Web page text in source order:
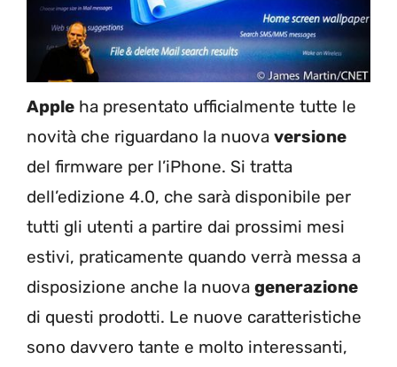
Apple ha presentato ufficialmente tutte le
novità che riguardano la nuova versione
del firmware per l’iPhone. Si tratta
dell’edizione 4.0, che sarà disponibile per
tutti gli utenti a partire dai prossimi mesi
estivi, praticamente quando verrà messa a
disposizione anche la nuova generazione
di questi prodotti. Le nuove caratteristiche
sono davvero tante e molto interessanti,